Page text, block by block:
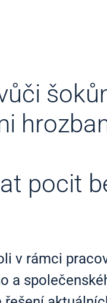
pocit
v rámci
a